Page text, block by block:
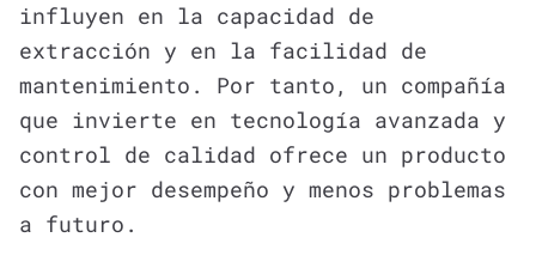
influyen en la capacidad de
extracción y en la facilidad de
mantenimiento. Por tanto, un compañía
que invierte en tecnología avanzada y
control de calidad ofrece un producto
con mejor desempeño y menos problemas
a futuro.